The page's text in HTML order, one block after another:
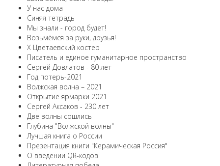
У нас дома
Синяя тетрадь
Мы знали - город будет!
Возьмёмся за руки, друзья!
X Цветаевский костер
Писатель и единое гуманитарное пространство
Сергей Довлатов - 80 лет
Год потерь-2021
Волжская волна – 2021
Открытие ярмарки 2021
Сергей Аксаков - 230 лет
Две волны сошлись
Глубина "Волжской волны"
Лучшая книга о России
Презентация книги "Керамическая Россия"
О введении QR-кодов